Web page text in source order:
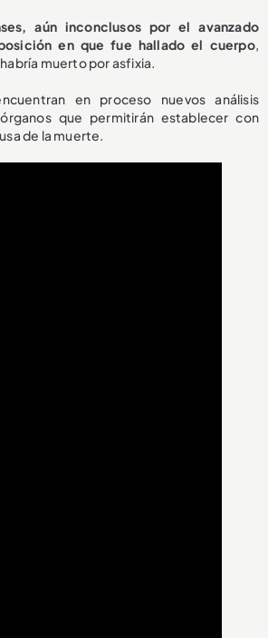
aún inconclusos por el avanzado
en que fue hallado el cuerpo,
muerto por asfixia.
en proceso nuevos análisis
que permitirán establecer con
de la muerte.